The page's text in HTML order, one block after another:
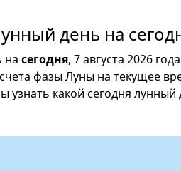
день на
на сегодня, 7 августа 2026
фазы Луны на текущее
узнать какой сегодня